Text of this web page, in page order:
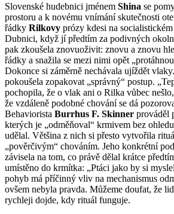
Slovenské hudebnici jménem Shina se
prostoru a k novému vnímání skutečnosti
řádky Rilkovy prózy kdesi na
Dubnici, když jí předtím za podivných
pak zkoušela znovuoživit: znovu a znovu
řádky a snažila se mezi nimi opět
Dokonce si záměrně nechávala ujíždět
pokoušela zopakovat „správný“ postup.
pochopila, že o vlak ani o Rilka vůbec
že vzdáleně podobné chování se dá
Behaviorista Burrhus F. Skinner prováděl
kterých je „odměňoval“ krmivem bez
udělal. Většina z nich si přesto vytvořila
„pověrčivým“ chováním. Jeho konkrétní
závisela na tom, co právě dělal krátce
umístěno do krmítka: „Ptáci jako by si
pohyb má příčinný vliv na mechanismus
ovšem nebyla pravda. Můžeme doufat, že
rychleji dojde, kdy rituál funguje.